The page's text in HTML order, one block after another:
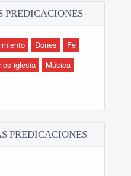
PREDICACIONES
Dones
Fe
iglesia
Música
PREDICACIONES